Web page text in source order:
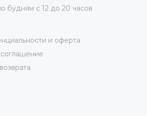
будням с 12 до 20 часов
и оферта